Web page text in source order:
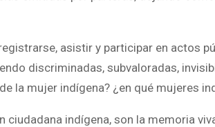
asistir y participar en actos
discriminadas, subvaloradas,
la mujer indígena? ¿en qué mujeres
ciudadana indígena, son la memoria